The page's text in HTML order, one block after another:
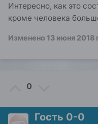
Интересно, как это
кроме человека
Изменено 13 июня 2018
0
Гость 0-0